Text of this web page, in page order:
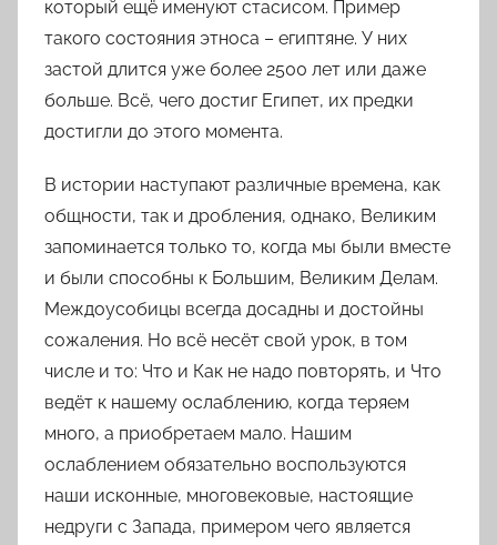
который ещё именуют стасисом. Пример
такого состояния этноса – египтяне. У них
застой длится уже более 2500 лет или даже
больше. Всё, чего достиг Египет, их предки
достигли до этого момента.
В истории наступают различные времена, как
общности, так и дробления, однако, Великим
запоминается только то, когда мы были вместе
и были способны к Большим, Великим Делам.
Междоусобицы всегда досадны и достойны
сожаления. Но всё несёт свой урок, в том
числе и то: Что и Как не надо повторять, и Что
ведёт к нашему ослаблению, когда теряем
много, а приобретаем мало. Нашим
ослаблением обязательно воспользуются
наши исконные, многовековые, настоящие
недруги с Запада, примером чего является